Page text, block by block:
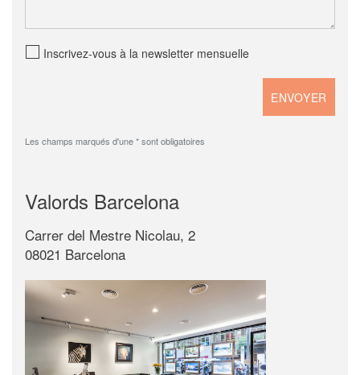
Inscrivez-vous à la newsletter mensuelle
Les champs marqués d'une * sont obligatoires
Valords Barcelona
Carrer del Mestre Nicolau, 2
08021 Barcelona